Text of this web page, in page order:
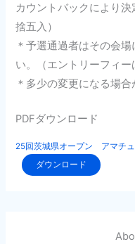
カウントバックにより
捨五入）
＊予選通過者はその会
い。（エントリーフィー
＊多少の変更になる場合
PDFダウンロード
25回茨城県オープン アマチ
ダウンロード